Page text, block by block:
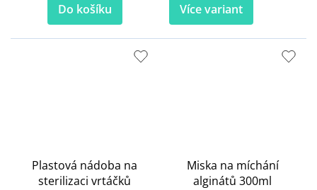
Do košíku Více variant
Plastová nádoba na
sterilizaci vrtáčků
Miska na míchání
alginátů 300ml